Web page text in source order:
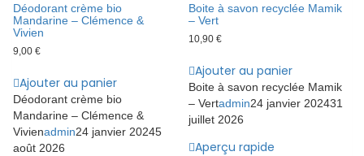
Déodorant crème bio
Mandarine – Clémence &
Vivien
9,00 €
Ajouter au panier
Déodorant crème bio
Mandarine – Clémence &
Vivienadmin24 janvier 20245
août 2026
Boite à savon recyclée Mamik
– Vert
10,90€
Ajouter au panier
Boite à savon recyclée Mamik
– Vertadmin24 janvier 202431
juillet 2026
Aperçu rapide